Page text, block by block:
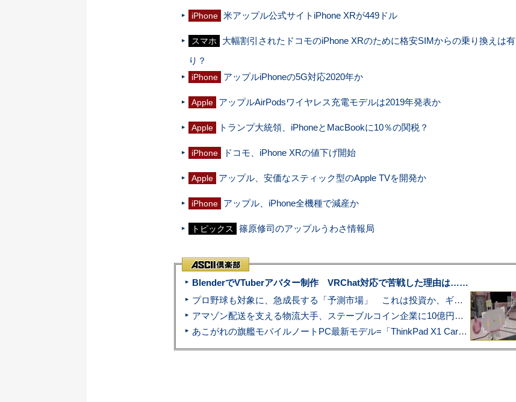
iPhone 米アップル公式サイトiPhone XRが449ドル
スマホ
大幅割引されたドコモのiPhone XRのために格安SIMからの乗り換えは有
り？
iPhone アップルiPhoneの5G対応2020年か
Apple アップルAirPodsワイヤレス充電モデルは2019年発表か
Apple トランプ大統領、iPhoneとMacBookに10％の関税？
iPhone ドコモ、iPhone XRの値下げ開始
Apple アップル、安価なスティック型のApple TVを開発か
iPhone アップル、iPhone全機種で減産か
トピックス 篠原修司のアップルうわさ情報局
BlenderでVTuberアバター制作 VRChat対応で苦戦した理由は……
プロ野球も対象に、急成長する「予測市場」 これは投資か、ギャンブルか
アマゾン配送を支える物流大手、ステーブルコイン企業に10億円投資のワケ
あこがれの旗艦モバイルノートPC最新モデル=「ThinkPad X1 Carbon Gen 14 Aura Edition」実機レビュー